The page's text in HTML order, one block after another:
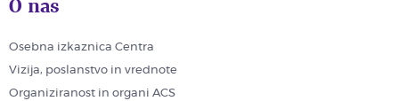
O nas
Osebna izkaznica Centra
Vizija, poslanstvo in vrednote
Organiziranost in organi ACS